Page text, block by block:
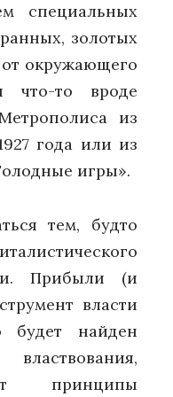
специальных
золотых
окружающего
что-то вроде
из
года или из
игры».
тем, будто
Прибыли (и
власти
будет найден
принципы